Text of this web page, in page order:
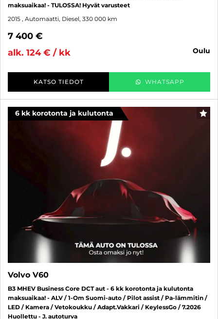
maksuaikaa! - TULOSSA! Hyvät varusteet
2015 , Automaatti, Diesel, 330 000 km
7 400 €
alk. 124 € / kk
oulu
KATSO TIEDOT WHATSAPP
6 kk korotonta ja kulutonta
Volvo V60
B3 MHEV Business Core DCT aut - 6 kk korotonta ja kulutonta
maksuaikaa! - ALV / 1-Om Suomi-auto / Pilot assist / Pa-lämmitin /
LED / Kamera / Vetokoukku / Adapt.Vakkari / KeylessGo / 7.2026
Huollettu - J. autoturva